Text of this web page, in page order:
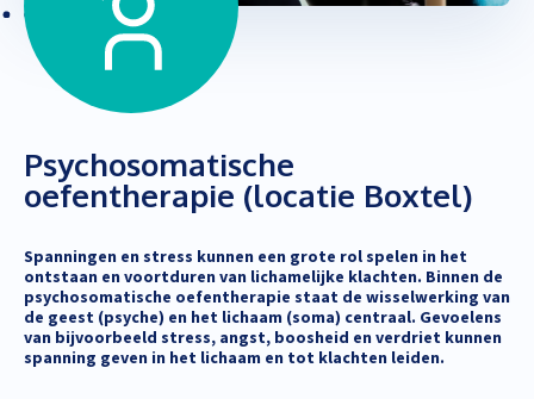
Psychosomatische
oefentherapie (locatie Boxtel)
Spanningen en stress kunnen een grote rol spelen in het
ontstaan en voortduren van lichamelijke klachten. Binnen de
psychosomatische oefentherapie staat de wisselwerking van
de geest (psyche) en het lichaam (soma) centraal. Gevoelens
van bijvoorbeeld stress, angst, boosheid en verdriet kunnen
spanning geven in het lichaam en tot klachten leiden.